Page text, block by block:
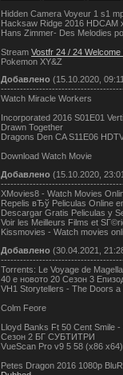
Hidden Camera Voyeur 1 s1
Hacksaw Ridge 2016 HDCAM
Hans Zimmer- Des Melodies
Stream Vostfr 24 / 24 Welcome
Pokemon XY&Z
Добавлено (15.10.2020,
Watch Miracle Workers
Incorporated 2016 S01E01
Drawn Together
Dragons Den CA S11E06
Download Watch Movie
Добавлено (15.10.2020,
XMovies8 - Watch Movies
Repelis вЂў Peliculas Online
Descargar Gratis Peliculas y
Voir les Meilleurs Films et
Kissmovies - Watch movies
Добавлено (30.04.2021,
Torrents: Le Voyage de
40 е новото 20 Сезон 3
VH1 Storytellers - The Doors
Colm Feore
Lloyd Banks Ft 50 Cent Smile
Сезон 2 БГ СУБТИТРИ
VueScan Pro v9 5 58 (x86
Petes Dragon 2016 1080p